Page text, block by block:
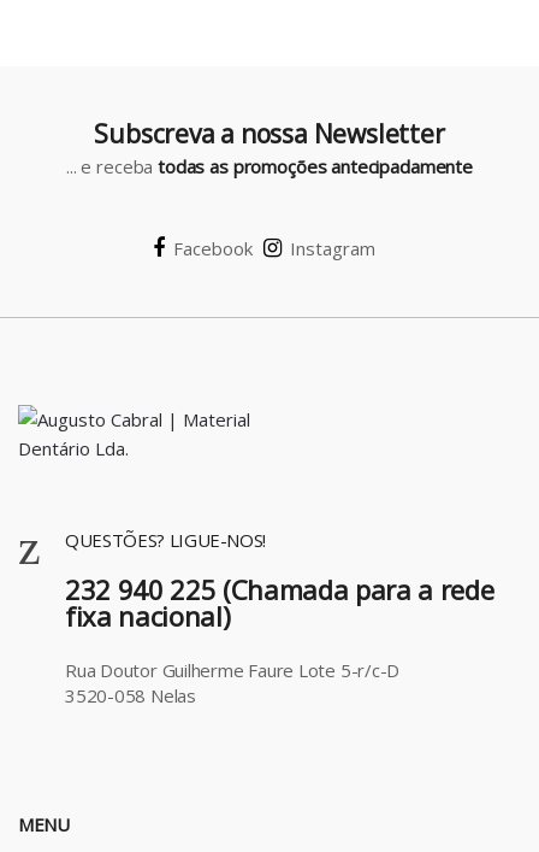
Subscreva a nossa Newsletter
... e recebatodas as promoções antecipadamente
Facebook Instagram
QUESTÕES? LIGUE-NOS!
232 940 225 (Chamada para a rede
fixa nacional)
Rua Doutor Guilherme Faure Lote 5-r/c-D
3520-058 Nelas
MENU